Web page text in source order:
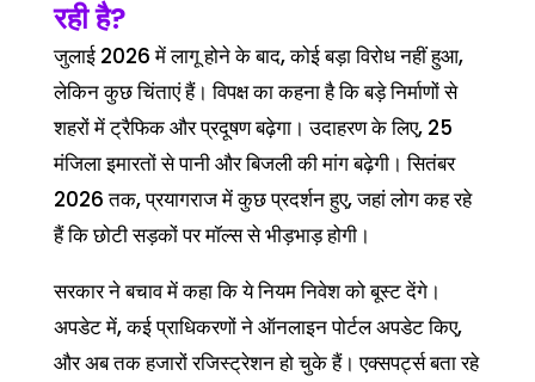
रही है?
जुलाई 2026 में लागू होने के बाद, कोई बड़ा विरोध नहीं हुआ,
लेकिन कुछ चिंताएं हैं। विपक्ष का कहना है कि बड़े निर्माणों से
शहरों में ट्रैफिक और प्रदूषण बढ़ेगा। उदाहरण के लिए, 25
मंजिला इमारतों से पानी और बिजली की मांग बढ़ेगी। सितंबर
2026 तक, प्रयागराज में कुछ प्रदर्शन हुए, जहां लोग कह रहे
हैं कि छोटी सड़कों पर मॉल्स से भीड़भाड़ होगी।
सरकार ने बचाव में कहा कि ये नियम निवेश को बूस्ट देंगे।
अपडेट में, कई प्राधिकरणों ने ऑनलाइन पोर्टल अपडेट किए,
और अब तक हजारों रजिस्ट्रेशन हो चुके हैं। एक्सपर्ट्स बता रहे